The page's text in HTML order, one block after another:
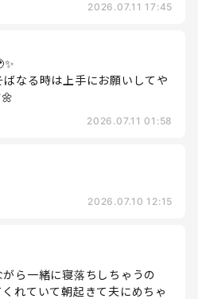
2026.07.11 17:45
なる時は上手にお願いしてや
2026.07.11 01:58
2026.07.10 12:15
ら一緒に寝落ちしちゃうの
れていて朝起きて夫にめちゃ